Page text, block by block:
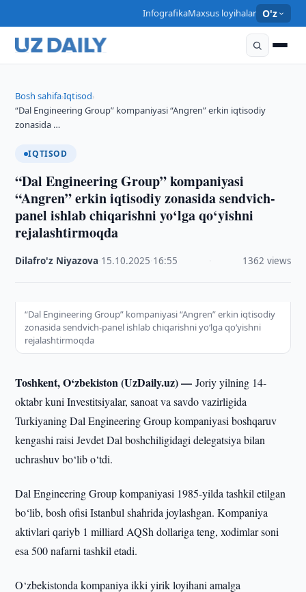
InfografikaMaxsus loyihalar O'z
Bosh sahifa›Iqtisod›
“Dal Engineering Group” kompaniyasi “Angren” erkin iqtisodiy
zonasida …
IQTISOD
“Dal Engineering Group” kompaniyasi
“Angren” erkin iqtisodiy zonasida sendvich-
panel ishlab chiqarishni yo‘lga qo‘yishni
rejalashtirmoqda
Dilafro'z Niyazova 15.10.2025 16:55 1362 views
“Dal Engineering Group” kompaniyasi “Angren” erkin iqtisodiy
zonasida sendvich-panel ishlab chiqarishni yo‘lga qo‘yishni
rejalashtirmoqda
Toshkent, O‘zbekiston (UzDaily.uz) —Joriy yilning 14-
oktabr kuni Investitsiyalar, sanoat va savdo vazirligida
Turkiyaning Dal Engineering Group kompaniyasi boshqaruv
kengashi raisi Jevdet Dal boshchiligidagi delegatsiya bilan
uchrashuv bo‘lib o‘tdi.
Dal Engineering Group kompaniyasi 1985-yilda tashkil etilgan
bo‘lib, bosh ofisi Istanbul shahrida joylashgan. Kompaniya
aktivlari qariyb 1 milliard AQSh dollariga teng, xodimlar soni
esa 500 nafarni tashkil etadi.
O‘zbekistonda kompaniya ikki yirik loyihani amalga